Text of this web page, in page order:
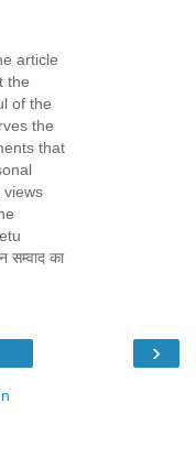
article
the
of the
the
that
views
सम्वाद का
›